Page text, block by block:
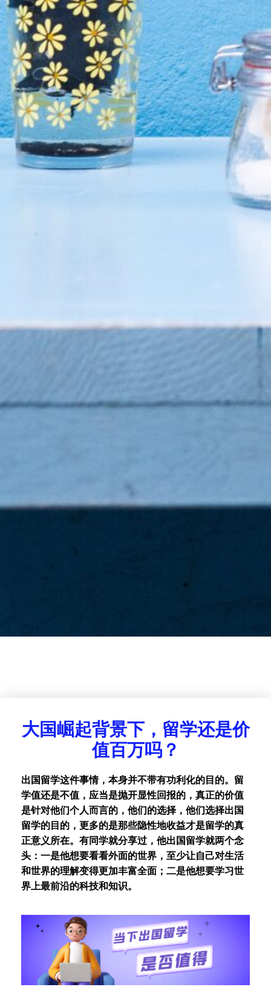
大国崛起背景下，留学还是价
值百万吗？
出国留学这件事情，本身并不带有功利化的目的。留
学值还是不值，应当是抛开显性回报的，真正的价值
是针对他们个人而言的，他们的选择，他们选择出国
留学的目的，更多的是那些隐性地收益才是留学的真
正意义所在。有同学就分享过，他出国留学就两个念
头：一是他想要看看外面的世界，至少让自己对生活
和世界的理解变得更加丰富全面；二是他想要学习世
界上最前沿的科技和知识。